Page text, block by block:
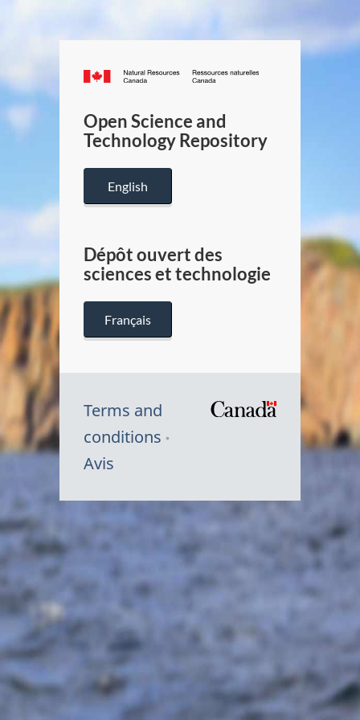
Canada.ca
/
Canada
Open Science and
Technology Repository
English
Dépôt ouvert des
sciences et technologie
Français
Terms and
conditions
Avis
Symbole
Canada